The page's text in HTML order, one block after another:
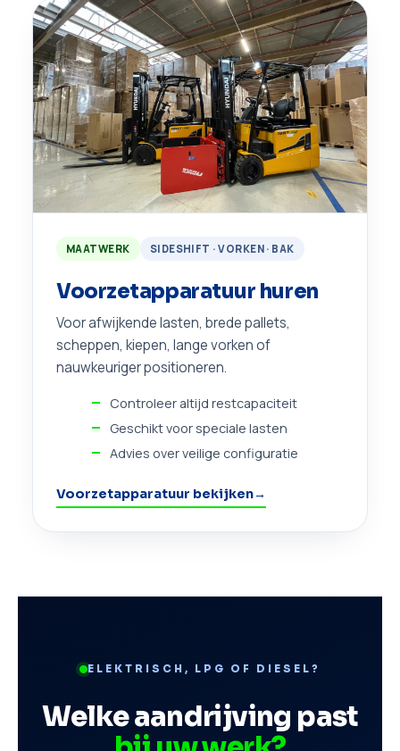
MAATWERK SIDESHIFT · VORKEN · BAK
Voorzetapparatuur huren
Voor afwijkende lasten, brede pallets,
scheppen, kiepen, lange vorken of
nauwkeuriger positioneren.
Controleer altijd restcapaciteit
Geschikt voor speciale lasten
Advies over veilige configuratie
Voorzetapparatuur bekijken→
ELEKTRISCH, LPG OF DIESEL?
Welke aandrijving past